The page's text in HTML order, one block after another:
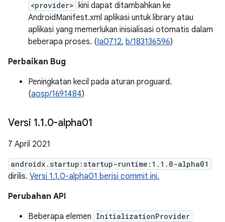
<provider> kini dapat ditambahkan ke
AndroidManifest.xml aplikasi untuk library atau
aplikasi yang memerlukan inisialisasi otomatis dalam
beberapa proses. (Ia0712, b/183136596)
Perbaikan Bug
Peningkatan kecil pada aturan proguard.
(aosp/1691484)
Versi 1.1.0-alpha01
7 April 2021
androidx.startup:startup-runtime:1.1.0-alpha01
dirilis. Versi 1.1.0-alpha01 berisi commit ini.
Perubahan API
Beberapa elemen InitializationProvider